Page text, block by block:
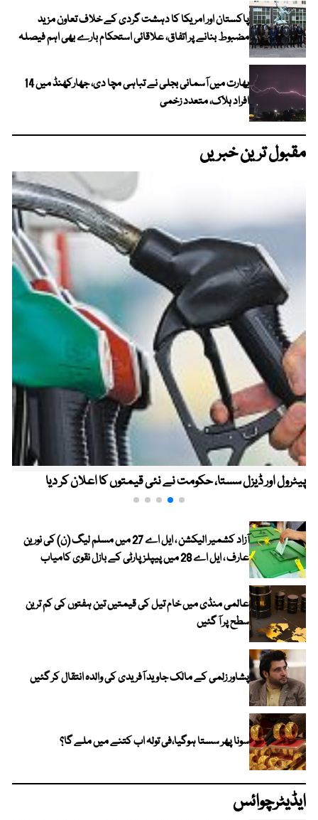
پاکستان اور امریکا کا دہشت گردی کے خلاف تعاون مزید
مضبوط بنانے پر اتفاق، علاقائی استحکام بارے بھی اہم فیصلہ
بھارت میں آسمانی بجلی نے تباہی مچا دی، جھارکھنڈ میں 14
افراد ہلاک، متعدد زخمی
مقبول ترین خبریں
پیٹرول اور ڈیزل سستا، حکومت نے نئی قیمتوں کا اعلان کر دیا
آزاد کشمیر الیکشن ، ایل اے 27 میں مسلم لیگ (ن) کی نورین
عارف ، ایل اے 28 میں پیپلز پارٹی کے بازل نقوی کامیاب
عالمی منڈی میں خام تیل کی قیمتیں تین ہفتوں کی کم ترین
سطح پر آ گئیں
پشاور زلمی کے مالک جاوید آفریدی کی والدہ انتقال کر گئیں
سونا پھر سستا ہوگیا،فی تولہ اب کتنے میں ملے گا؟
ایڈیٹرچوائس